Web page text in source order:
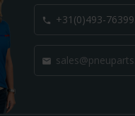
 +31(0)493-
